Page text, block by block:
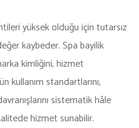
yüksek olduğu için tutarsız
kaybeder. Spa bayilik
kimliğini, hizmet
kullanım standartlarını,
sistematik hâle
hizmet sunabilir.